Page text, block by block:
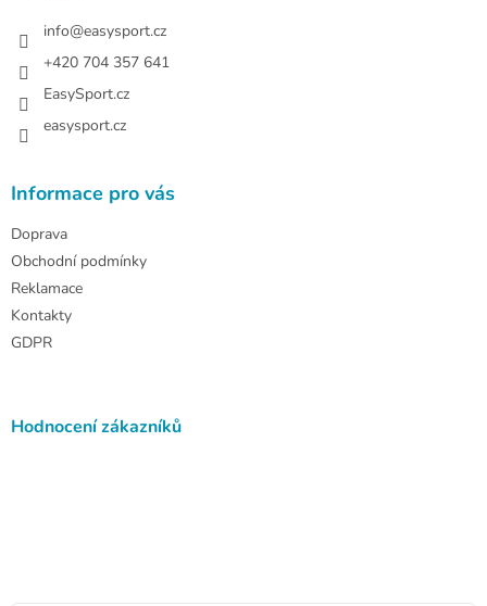
info@easysport.cz
+420 704 357 641
EasySport.cz
easysport.cz
Informace pro vás
Doprava
Obchodní podmínky
Reklamace
Kontakty
GDPR
Hodnocení zákazníků